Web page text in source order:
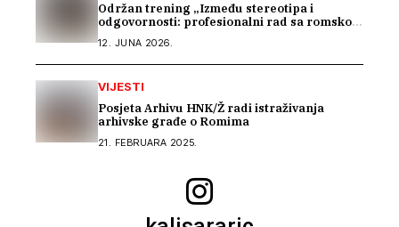
Održan trening „Između stereotipa i
odgovornosti: profesionalni rad sa romskom
12. JUNA 2026.
VIJESTI
Posjeta Arhivu HNK/Ž radi istraživanja
arhivske građe o Romima
21. FEBRUARA 2025.